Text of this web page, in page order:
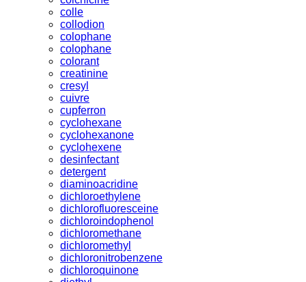
colle
collodion
colophane
colophane
colorant
creatinine
cresyl
cuivre
cupferron
cyclohexane
cyclohexanone
cyclohexene
desinfectant
detergent
diaminoacridine
dichloroethylene
dichlorofluoresceine
dichloroindophenol
dichloromethane
dichloromethyl
dichloronitrobenzene
dichloroquinone